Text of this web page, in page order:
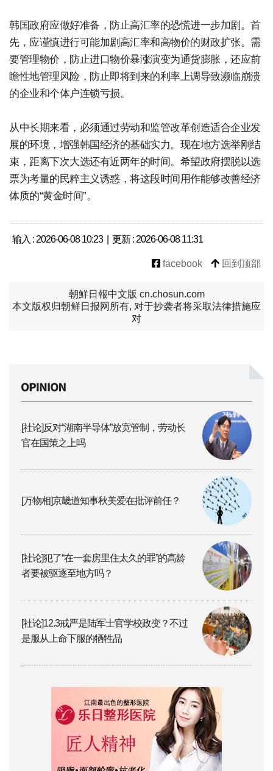
韩国政府应做好准备，防止高汇率的恐慌进一步加剧。首
先，应谨慎进行可能加剧高汇率和高物价的财政扩张。需
要管理物价，防止进口物价暴涨演变为通货膨胀，还应前
瞻性地管理风险，防止即将到来的利率上调导致濒临崩溃
的企业和个体户连锁亏损。
从中长期来看，必须通过劳动和监管改革创造适合企业发
展的环境，增强韩国经济的基础实力。现在地方选举刚结
束，距离下次大选还有近两年的时间。希望政府摆脱以选
票为考量的民粹主义诱惑，将这段时间用作能够改善经济
体质的“黄金时间”。
输入 : 2026-06-08 10:23 | 更新 : 2026-06-08 11:31
facebook 回到顶部
朝鮮日報中文版 cn.chosun.com
本文版权归朝鲜日报网所有, 对于抄袭者将采取法律措施应
对
[社论]反对“湖南半导体”放宽管制，劳动长
官在国策之上吗
[万物相]京畿道知事秋美爱在批评前任？
[社论]犯了“在一套房里住太久的罪”的高龄
者要被驱逐至地方吗？
[社论]12.3戒严是陆军士官学校政变？不过
是服从上命下服的牺牲品